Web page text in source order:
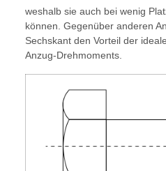
weshalb sie auch bei wenig
können. Gegenüber anderen
Sechskant den Vorteil der
Anzug-Drehmoments.